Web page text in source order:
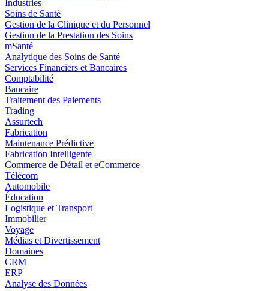
Industries
Soins de Santé
Gestion de la Clinique et du Personnel
Gestion de la Prestation des Soins
mSanté
Analytique des Soins de Santé
Services Financiers et Bancaires
Comptabilité
Bancaire
Traitement des Paiements
Trading
Assurtech
Fabrication
Maintenance Prédictive
Fabrication Intelligente
Commerce de Détail et eCommerce
Télécom
Automobile
Éducation
Logistique et Transport
Immobilier
Voyage
Médias et Divertissement
Domaines
CRM
ERP
Analyse des Données